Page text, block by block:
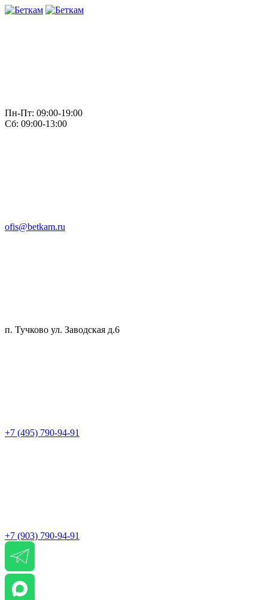
Пн-Пт: 09:00-19:00
Сб: 09:00-13:00
ofis@betkam.ru
п. Тучково ул. Заводская д.6
+7 (495) 790-94-91
+7 (903) 790-94-91